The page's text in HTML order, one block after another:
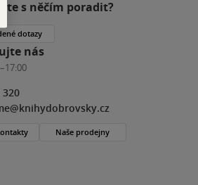
s něčím poradit?
dotazy
nás
320
Naše prodejny